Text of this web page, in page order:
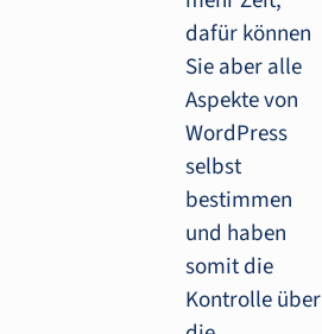
dafür können
Sie aber alle
Aspekte von
WordPress
selbst
bestimmen
und haben
somit die
Kontrolle über